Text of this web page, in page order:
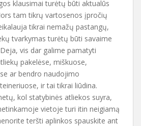
klausimai turėtų būti aktualūs
tam tikrų vartosenos įpročių
tikrai nemažų pastangų,
tvarkymas turėtų būti savaime
vis dar galime pamatyti
pakelėse, miškuose,
ar bendro naudojimo
ir tai tikrai liūdina.
kol statybinės atliekos suyra,
vietoje turi itin neigiamą
teršti aplinkos spauskite ant